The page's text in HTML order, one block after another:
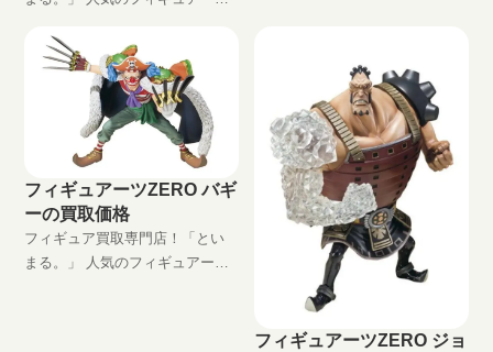
完全無料の宅配買取でフィギュ
アをお買い取りします！
フィギュアーツZERO バギ
ーの買取価格
フィギュア買取専門店！「とい
まる。」 人気のフィギュアーツ
フィギュアーツZERO ジョ